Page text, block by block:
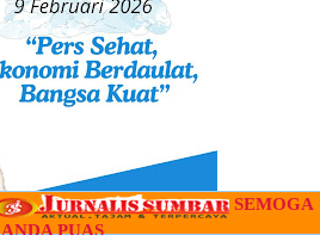
SEMOGA
ANDA PUAS